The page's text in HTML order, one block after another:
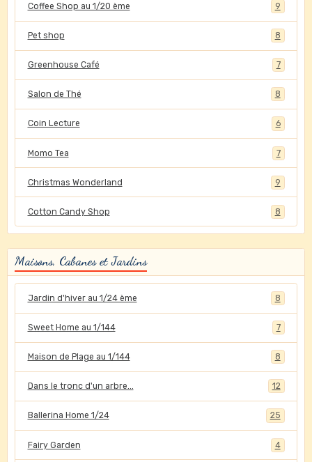
Coffee Shop au 1/20 ème 9
Pet shop 8
Greenhouse Café 7
Salon de Thé 8
Coin Lecture 6
Momo Tea 7
Christmas Wonderland 9
Cotton Candy Shop 8
Maisons, Cabanes et Jardins
Jardin d'hiver au 1/24 ème 8
Sweet Home au 1/144 7
Maison de Plage au 1/144 8
Dans le tronc d'un arbre... 12
Ballerina Home 1/24 25
Fairy Garden 4